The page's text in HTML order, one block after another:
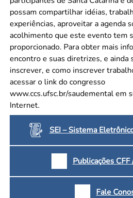
possam compartilhar idéias,
experiências, aproveitar a agenda
acolhimento que este evento tem
proporcionado. Para obter mais
encontro e suas diretrizes, e ainda
inscrever, e como inscrever
acessar o link do congresso
www.ccs.ufsc.br/saudemental em
Internet.
SEI – Sistema
Publicações
Fale